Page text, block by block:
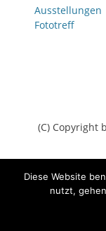
Ausstellungen
Fototreff
(C) Copyright
Diese Website
nutzt,